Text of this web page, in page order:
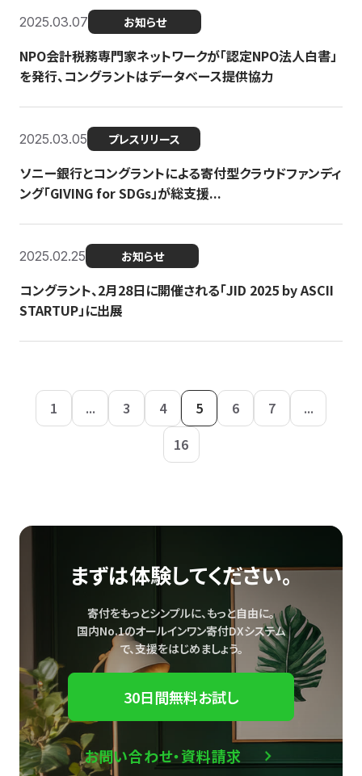
2025.03.07 お知らせ
NPO会計税務専門家ネットワークが「認定NPO法人白書」
を発行、コングラントはデータベース提供協力
2025.03.05 プレスリリース
ソニー銀行とコングラントによる寄付型クラウドファンディ
ング「GIVING for SDGs」が総支援...
2025.02.25 お知らせ
コングラント、2月28日に開催される「JID 2025 by ASCII
STARTUP」に出展
1 ... 3 4 5 6 7
...
16
まずは体験してください。
寄付をもっとシンプルに、もっと自由に。
国内No.1のオールインワン寄付DXシステム
で、支援をはじめましょう。
30日間無料お試し
お問い合わせ・資料請求